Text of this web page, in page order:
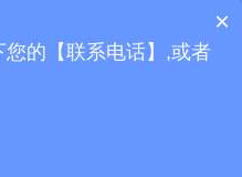
检测有限公司、南京隐石安全阀
具体实施并出具报告。不同检测
具主体可能不同，具体情况以双
×
的【联系电话】,或者